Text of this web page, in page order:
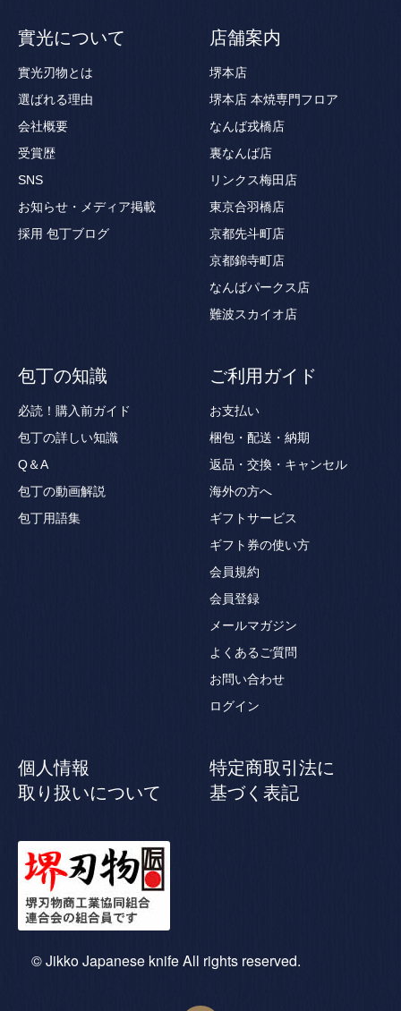
實光について
實光刃物とは
選ばれる理由
会社概要
受賞歴
SNS
お知らせ・メディア掲載
採用 包丁ブログ
店舗案内
堺本店
堺本店 本焼専門フロア
なんば戎橋店
裏なんば店
リンクス梅田店
東京合羽橋店
京都先斗町店
京都錦寺町店
なんばパークス店
難波スカイオ店
包丁の知識
必読！購入前ガイド
包丁の詳しい知識
Q＆A
包丁の動画解説
包丁用語集
ご利用ガイド
お支払い
梱包・配送・納期
返品・交換・キャンセル
海外の方へ
ギフトサービス
ギフト券の使い方
会員規約
会員登録
メールマガジン
よくあるご質問
お問い合わせ
ログイン
個人情報
取り扱いについて
特定商取引法に
基づく表記
© Jikko Japanese knife All rights reserved.